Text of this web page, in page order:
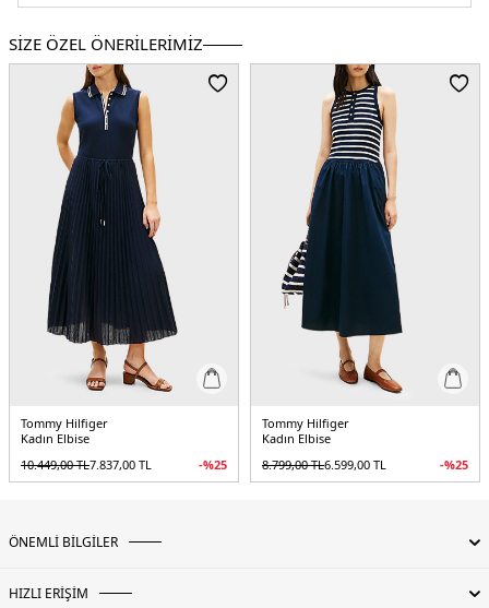
Menşei:Türkiye
2DEWW0WW45520YBL.25
SİZE ÖZEL ÖNERİLERİMİZ
Tommy Hilfiger
Kadın Elbise
10.449,00TL7.837,00 TL -%25
Tommy Hilfiger
Kadın Elbise
8.799,00TL6.599,00 TL -%25
ÖNEMLİ BİLGİLER
HIZLI ERİŞİM